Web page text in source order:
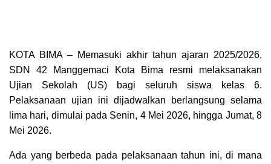
KOTA BIMA – Memasuki akhir tahun ajaran 2025/2026,
SDN 42 Manggemaci Kota Bima resmi melaksanakan
Ujian Sekolah (US) bagi seluruh siswa kelas 6.
Pelaksanaan ujian ini dijadwalkan berlangsung selama
lima hari, dimulai pada Senin, 4 Mei 2026, hingga Jumat, 8
Mei 2026.
Ada yang berbeda pada pelaksanaan tahun ini, di mana